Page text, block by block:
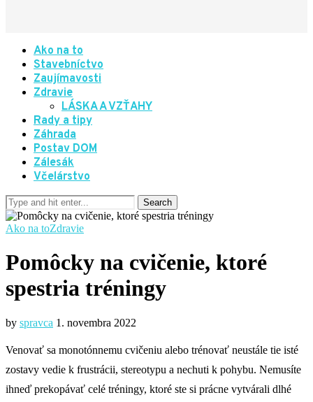
Ako na to
Stavebníctvo
Zaujímavosti
Zdravie
LÁSKA A VZŤAHY
Rady a tipy
Záhrada
Postav DOM
Zálesák
Včelárstvo
Ako na toZdravie
Pomôcky na cvičenie, ktoré
spestria tréningy
by spravca 1. novembra 2022
Venovať sa monotónnemu cvičeniu alebo trénovať neustále tie isté
zostavy vedie k frustrácii, stereotypu a nechuti k pohybu. Nemusíte
ihneď prekopávať celé tréningy, ktoré ste si prácne vytvárali dlhé